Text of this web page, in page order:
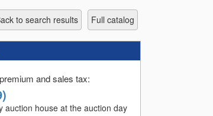
Back to search results full catalog
and sales tax:
)
auction house at the auction day